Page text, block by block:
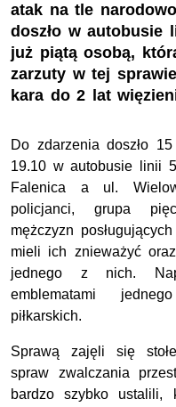
atak na tle
doszło w autobusie
już piątą osobą,
zarzuty w tej
kara do 2 lat
Do zdarzenia doszło
19.10 w autobusie linii
Falenica a ul.
policjanci, grupa
mężczyzn
mieli ich znieważyć
jednego z nich.
emblematami
piłkarskich.
Sprawą zajęli się
spraw zwalczania
bardzo szybko